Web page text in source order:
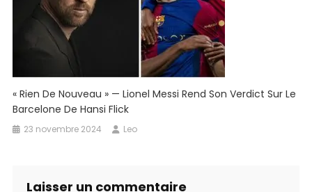
« Rien De Nouveau » — Lionel Messi Rend Son Verdict Sur Le
Barcelone De Hansi Flick
23 novembre 2024 Leo
Laisser un commentaire